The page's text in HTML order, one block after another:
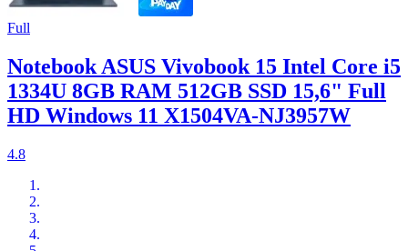
Full
Notebook ASUS Vivobook 15 Intel Core i5
1334U 8GB RAM 512GB SSD 15,6" Full
HD Windows 11 X1504VA-NJ3957W
4.8